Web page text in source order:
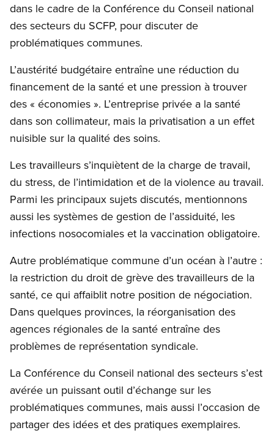
dans le cadre de la Conférence du Conseil national
des secteurs du SCFP, pour discuter de
problématiques communes.
L’austérité budgétaire entraîne une réduction du
financement de la santé et une pression à trouver
des « économies ». L’entreprise privée a la santé
dans son collimateur, mais la privatisation a un effet
nuisible sur la qualité des soins.
Les travailleurs s’inquiètent de la charge de travail,
du stress, de l’intimidation et de la violence au travail.
Parmi les principaux sujets discutés, mentionnons
aussi les systèmes de gestion de l’assiduité, les
infections nosocomiales et la vaccination obligatoire.
Autre problématique commune d’un océan à l’autre :
la restriction du droit de grève des travailleurs de la
santé, ce qui affaiblit notre position de négociation.
Dans quelques provinces, la réorganisation des
agences régionales de la santé entraîne des
problèmes de représentation syndicale.
La Conférence du Conseil national des secteurs s’est
avérée un puissant outil d’échange sur les
problématiques communes, mais aussi l’occasion de
partager des idées et des pratiques exemplaires.